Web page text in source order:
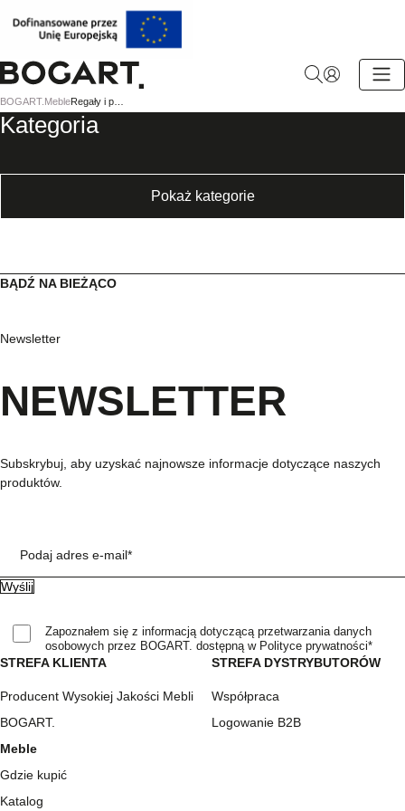
BOGART.
-
Strona
BOGART. Meble
Kategoria
Pokaż kategorie
STREFA KLIENTA
Producent Wysokiej Jakości Mebli
BOGART.
Meble
Gdzie kupić
Katalog
STREFA DYSTRYBUTORÓW
Współpraca
Logowanie B2B
BĄDŹ NA BIEŻĄCO
Newsletter
NEWSLETTER
Subskrybuj, aby uzyskać najnowsze informacje dotyczące naszych
produktów.
Podaj adres e-mail*
Zapoznałem się z informacją dotyczącą przetwarzania danych
osobowych przez BOGART. dostępną w Polityce prywatności*